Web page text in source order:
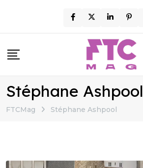
content
Stéphane Ashpool
FTCMag Stéphane Ashpool